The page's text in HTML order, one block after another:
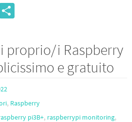
e
proprio/i Raspberry
e gratuito
, Raspberry
pi3B+, raspberrypi monitoring,